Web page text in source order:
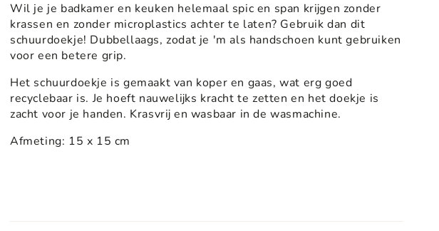
Wil je je badkamer en keuken helemaal spic en span krijgen zonder
krassen en zonder microplastics achter te laten? Gebruik dan dit
schuurdoekje! Dubbellaags, zodat je 'm als handschoen kunt gebruiken
voor een betere grip.
Het schuurdoekje is gemaakt van koper en gaas, wat erg goed
recyclebaar is. Je hoeft nauwelijks kracht te zetten en het doekje is
zacht voor je handen. Krasvrij en wasbaar in de wasmachine.
Afmeting: 15 x 15 cm